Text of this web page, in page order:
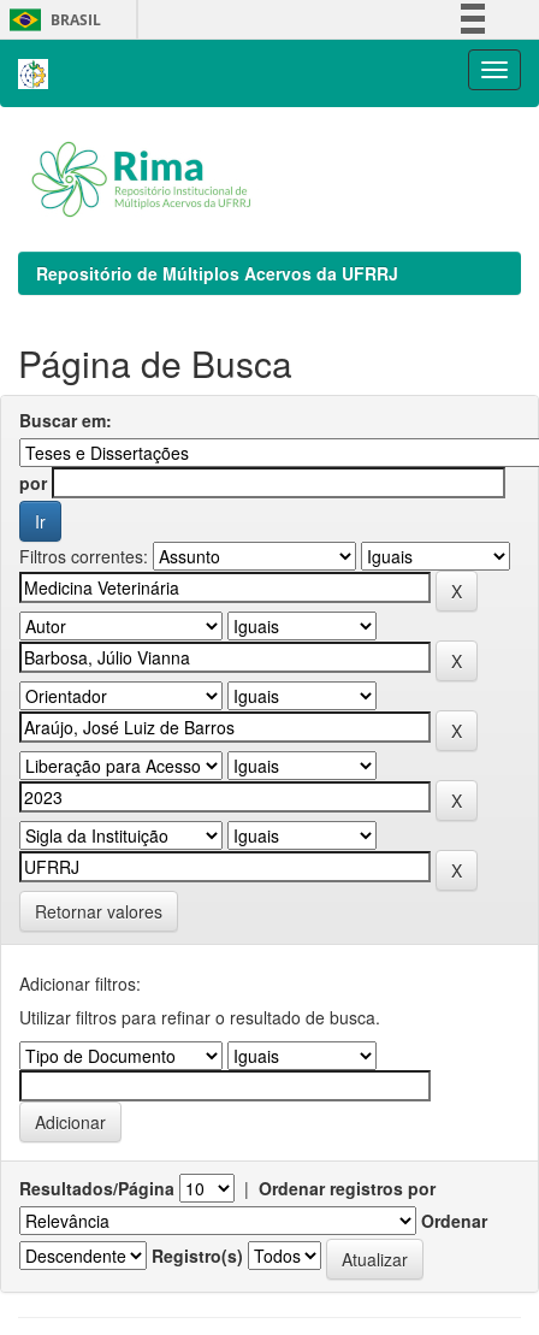
Skip
navigation
BRASIL
Repositório de Múltiplos Acervos da UFRRJ
Página de Busca
Buscar em:
por
Filtros correntes:
Retornar valores
Adicionar filtros:
Utilizar filtros para refinar o resultado de busca.
Resultados/Página | Ordenar registros por
Ordenar
Registro(s)